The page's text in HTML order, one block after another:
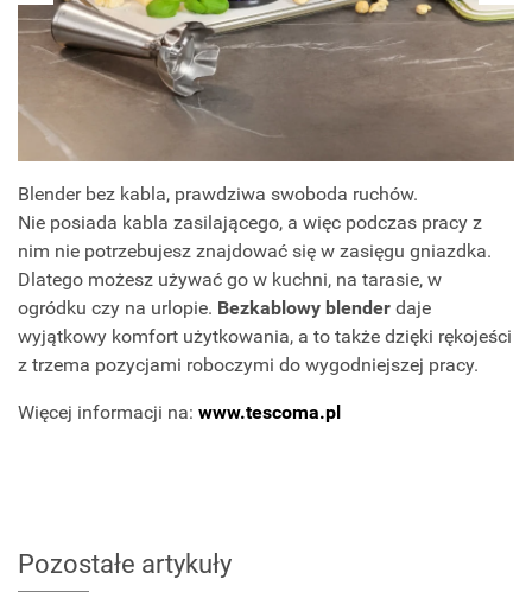
Blender bez kabla, prawdziwa swoboda ruchów.
Nie posiada kabla zasilającego, a więc podczas pracy z
nim nie potrzebujesz znajdować się w zasięgu gniazdka.
Dlatego możesz używać go w kuchni, na tarasie, w
ogródku czy na urlopie. Bezkablowy blender daje
wyjątkowy komfort użytkowania, a to także dzięki rękojeści
z trzema pozycjami roboczymi do wygodniejszej pracy.
Więcej informacji na: www.tescoma.pl
Pozostałe artykuły